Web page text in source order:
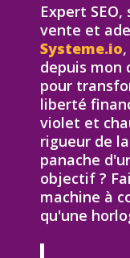
Expert
vente et
Systeme.io
depuis mon
pour
liberté
violet et
rigueur de
panache
objectif ?
machine à
qu'une